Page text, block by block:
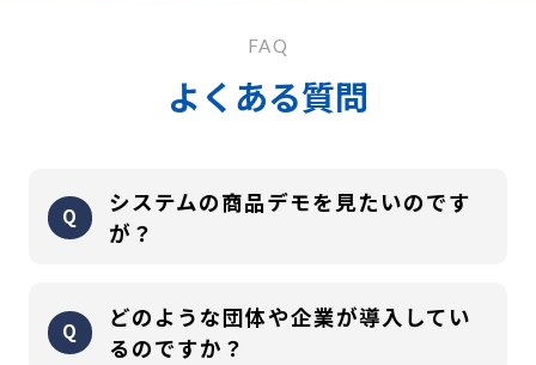
FAQ
よくある質問
システムの商品デモを見たいのです
が？
い。
どのような団体や企業が導入してい
るのですか？